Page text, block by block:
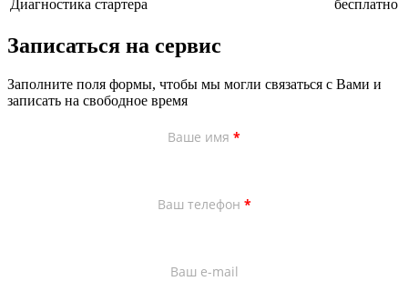
Диагностика стартера
бесплатно
Записаться на сервис
Заполните поля формы, чтобы мы могли связаться с Вами и
записать на свободное время
Ваше имя *
Ваш телефон *
Ваш e-mail